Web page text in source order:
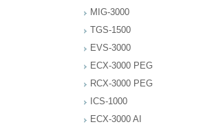
MIG-3000
TGS-1500
EVS-3000
ECX-3000 PEG
RCX-3000 PEG
ICS-1000
ECX-3000 AI